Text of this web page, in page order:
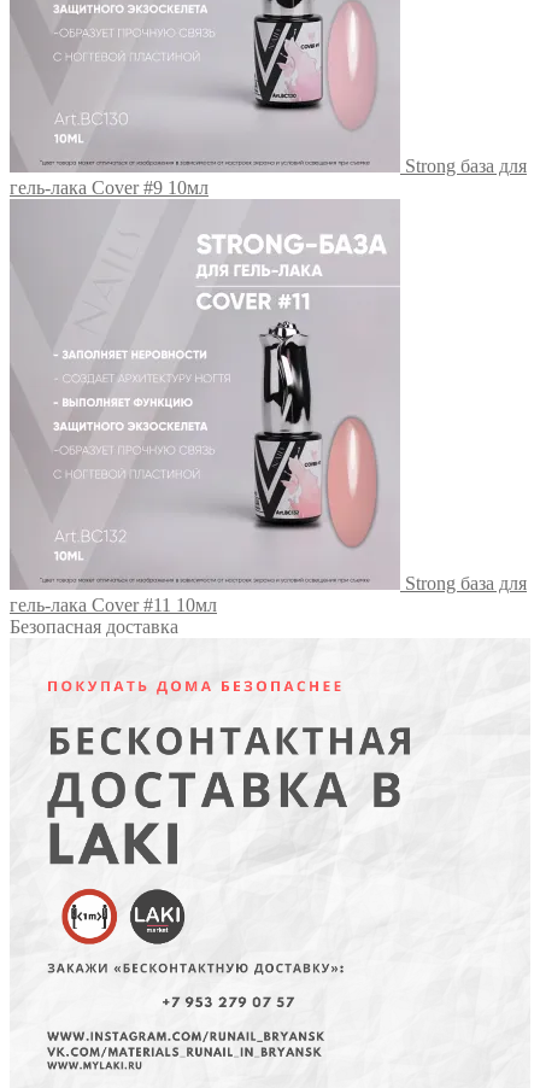
Strong база для
гель-лака Cover #9 10мл
Strong база для
гель-лака Cover #11 10мл
Безопасная доставка